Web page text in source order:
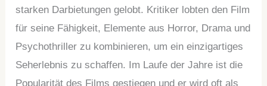
starken Darbietungen gelobt. Kritiker lobten den Film
für seine Fähigkeit, Elemente aus Horror, Drama und
Psychothriller zu kombinieren, um ein einzigartiges
Seherlebnis zu schaffen. Im Laufe der Jahre ist die
Popularität des Films gestiegen und er wird oft als